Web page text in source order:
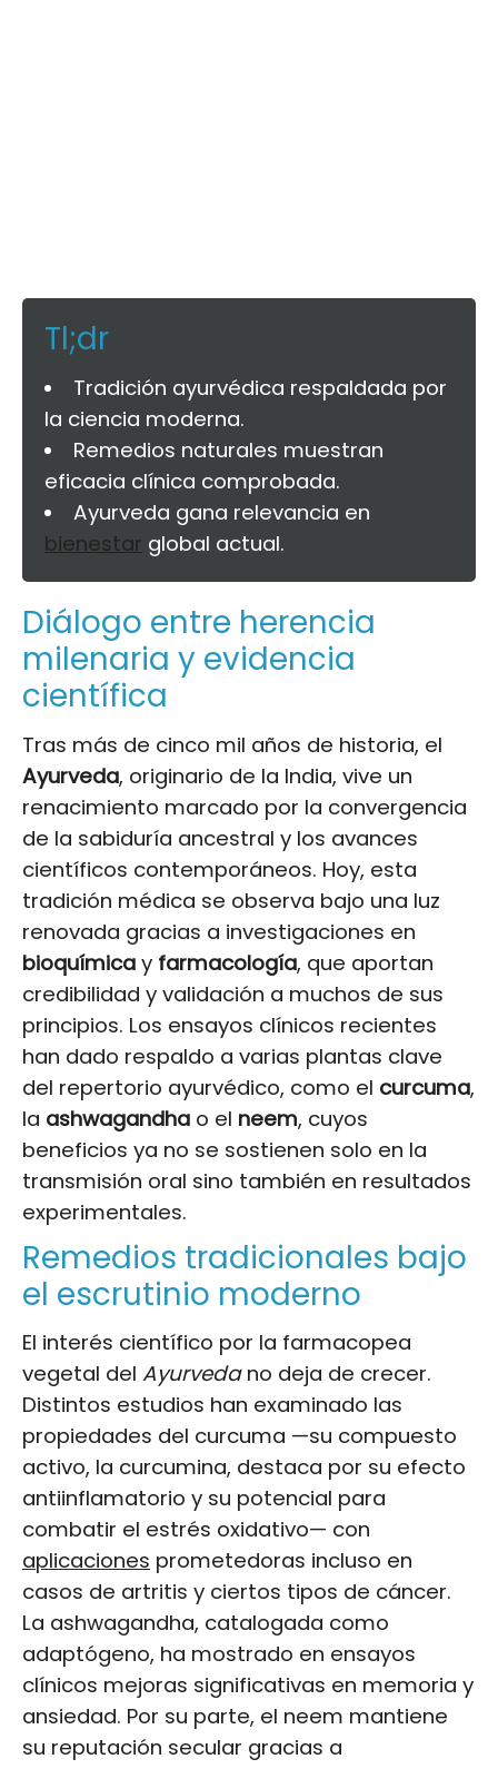
Tl;dr
Tradición ayurvédica respaldada por
la ciencia moderna.
Remedios naturales muestran
eficacia clínica comprobada.
Ayurveda gana relevancia en
bienestar global actual.
Diálogo entre herencia
milenaria y evidencia
científica
Tras más de cinco mil años de historia, el
Ayurveda, originario de la India, vive un
renacimiento marcado por la convergencia
de la sabiduría ancestral y los avances
científicos contemporáneos. Hoy, esta
tradición médica se observa bajo una luz
renovada gracias a investigaciones en
bioquímica y farmacología, que aportan
credibilidad y validación a muchos de sus
principios. Los ensayos clínicos recientes
han dado respaldo a varias plantas clave
del repertorio ayurvédico, como el curcuma,
la ashwagandha o el neem, cuyos
beneficios ya no se sostienen solo en la
transmisión oral sino también en resultados
experimentales.
Remedios tradicionales bajo
el escrutinio moderno
El interés científico por la farmacopea
vegetal del Ayurvedano deja de crecer.
Distintos estudios han examinado las
propiedades del curcuma —su compuesto
activo, la curcumina, destaca por su efecto
antiinflamatorio y su potencial para
combatir el estrés oxidativo— con
aplicaciones prometedoras incluso en
casos de artritis y ciertos tipos de cáncer.
La ashwagandha, catalogada como
adaptógeno, ha mostrado en ensayos
clínicos mejoras significativas en memoria y
ansiedad. Por su parte, el neem mantiene
su reputación secular gracias a